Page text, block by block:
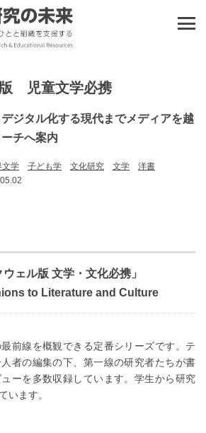
児童文学必携
ジタル化する現代までメディアを越
チへ案内
文学 子ども学 文化研究 文学
洋書
ェル版 文学・文化必携」
to Literature and Culture
前線を概観できる定番シリーズです。テ
者の編集の下、第一線の研究者たちが書
ーを多数収録しています。学生から研究
います。